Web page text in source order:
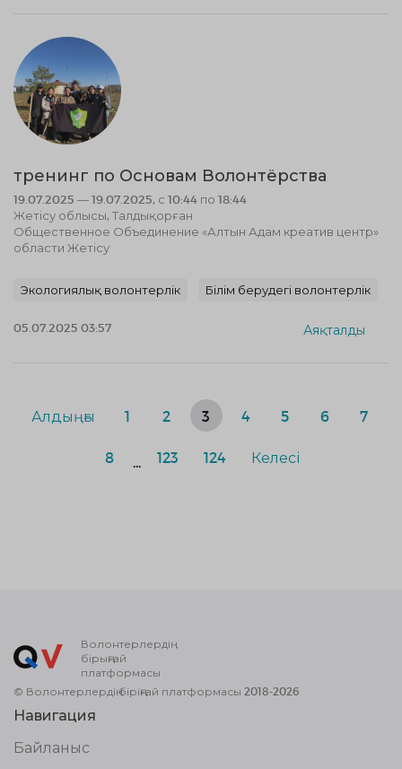
тренинг по Основам Волонтёрства
19.07.2025 — 19.07.2025, с 10:44 по 18:44
Жетісу облысы, Талдықорған
Общественное Объединение «Алтын Адам креатив центр»
области Жетісу
Экологиялық волонтерлік Білім берудегі волонтерлік
05.07.2025 03:57 Аяқталды
Алдыңғы 1 2 3 4 5 6 7
8 123 124 Келесі
Волонтерлердің
бірыңғай
платформасы
© Волонтерлердің біріңғай платформасы 2018-2026
Навигация
Байланыс